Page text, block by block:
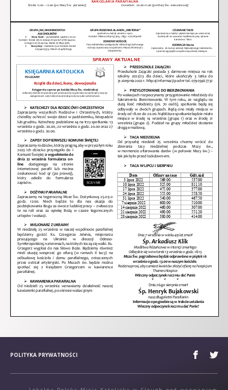
POLITYKA PRYWATNOŚCI